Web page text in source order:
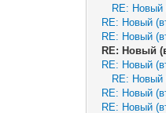
RE: Новый
RE: Новый
RE: Новый
RE: Новый
RE: Новый
RE: Новый
RE: Новый
RE: Новый